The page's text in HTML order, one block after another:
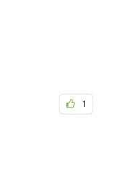
1